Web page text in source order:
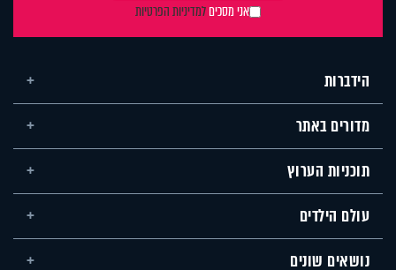
אני מסכיםלמדיניות הפרטיות
הידברות
מדורים באתר
תוכניות הערוץ
עולם הילדים
נושאים שונים